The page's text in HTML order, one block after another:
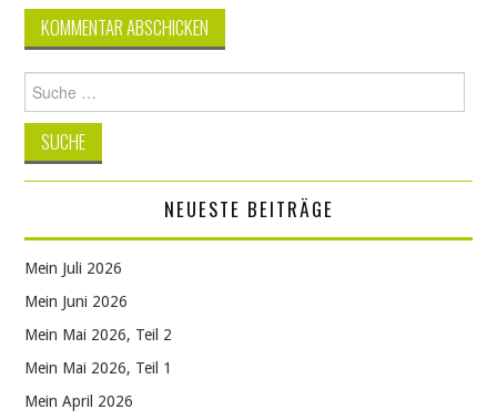
nach:
NEUESTE BEITRÄGE
Mein Juli 2026
Mein Juni 2026
Mein Mai 2026, Teil 2
Mein Mai 2026, Teil 1
Mein April 2026